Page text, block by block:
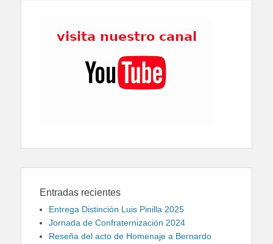
Entradas recientes
Entrega Distinción Luis Pinilla 2025
Jornada de Confraternización 2024
Reseña del acto de Homenaje a Bernardo